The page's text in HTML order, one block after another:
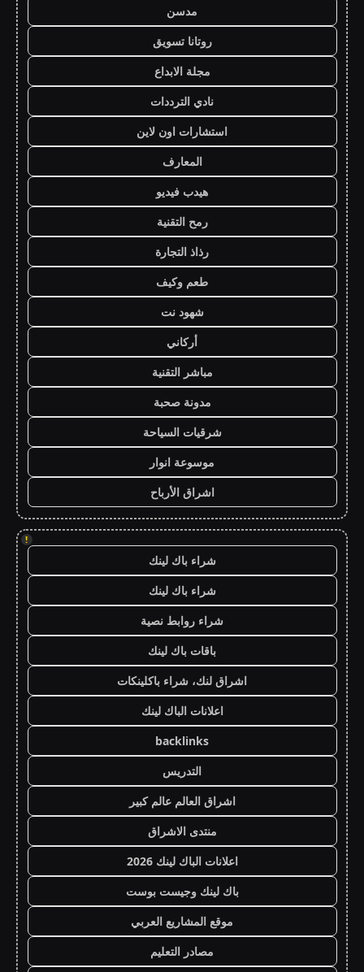
مدسن
روتانا تسويق
مجلة الابداع
نادي الترددات
استشارات اون لاين
المعارف
هيدب فيديو
رمح التقنية
رذاذ التجارة
طعم وكيف
شهود نت
أركاني
مباشر التقنية
مدونة صحبة
شرقيات السياحة
موسوعة انوار
اشراق الأرباح
!
شراء باك لينك
شراء باك لينك
شراء روابط نصية
باقات باك لينك
اشراق لنك، شراء باكلينكات
اعلانات الباك لينك
backlinks
التدريس
اشراق العالم عالم كبير
منتدى الاشراق
اعلانات الباك لينك 2026
باك لينك وجيست بوست
موقع المشاريع العربي
مصادر التعليم